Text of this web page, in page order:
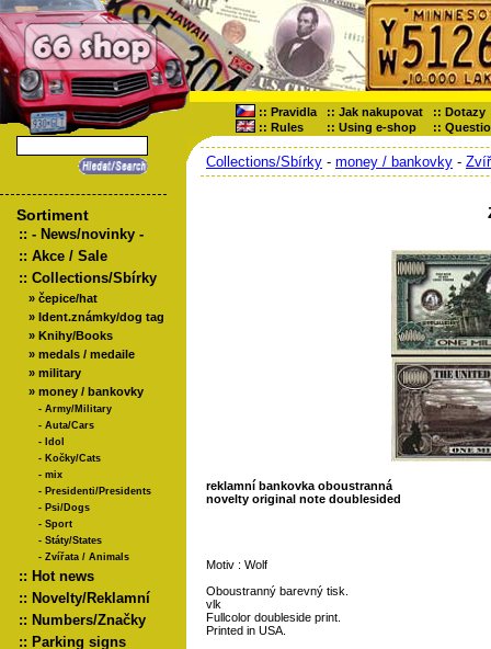
:: Pravidla :: Jak nakupovat :: Dotazy
:: Rules :: Using e-shop ::
Sortiment
:: - News/novinky -
:: Akce / Sale
:: Collections/Sbírky
» čepice/hat
» Ident.známky/dog tag
» Knihy/Books
» medals / medaile
» military
» money / bankovky
- Army/Military
- Auta/Cars
- Idol
- Kočky/Cats
- mix
- Presidenti/Presidents
- Psi/Dogs
- Sport
- Státy/States
- Zvířata / Animals
:: Hot news
:: Novelty/Reklamní
:: Numbers/Značky
:: Parking signs
Collections/Sbírky - money / bankovky -
reklamní bankovka oboustranná
novelty original note doublesided
Motiv : Wolf
Oboustranný barevný tisk.
vlk
Fullcolor doubleside print.
Printed in USA.